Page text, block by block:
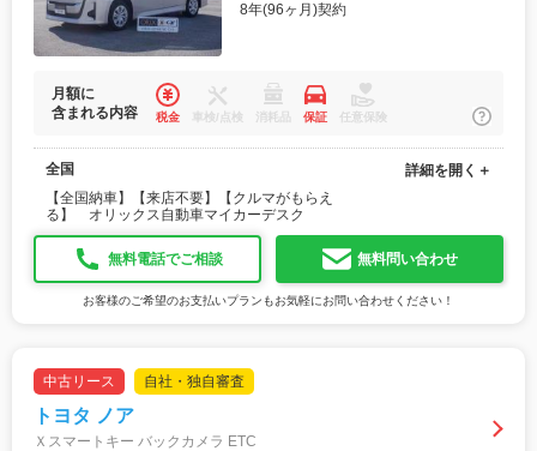
8年(96ヶ月)契約
月額に
含まれる内容
税金 車検/点検 消耗品 保証 任意保険
全国
【全国納車】【来店不要】【クルマがもらえ
る】 オリックス自動車マイカーデスク
詳細を開く＋
無料電話でご相談 無料問い合わせ
お客様のご希望のお支払いプランもお気軽にお問い合わせください！
中古リース 自社・独自審査
トヨタ ノア
Ｘスマートキー バックカメラ ETC